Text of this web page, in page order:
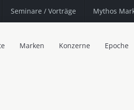
Seminare / Vorträge Mythos
Marken Konzerne Epoche